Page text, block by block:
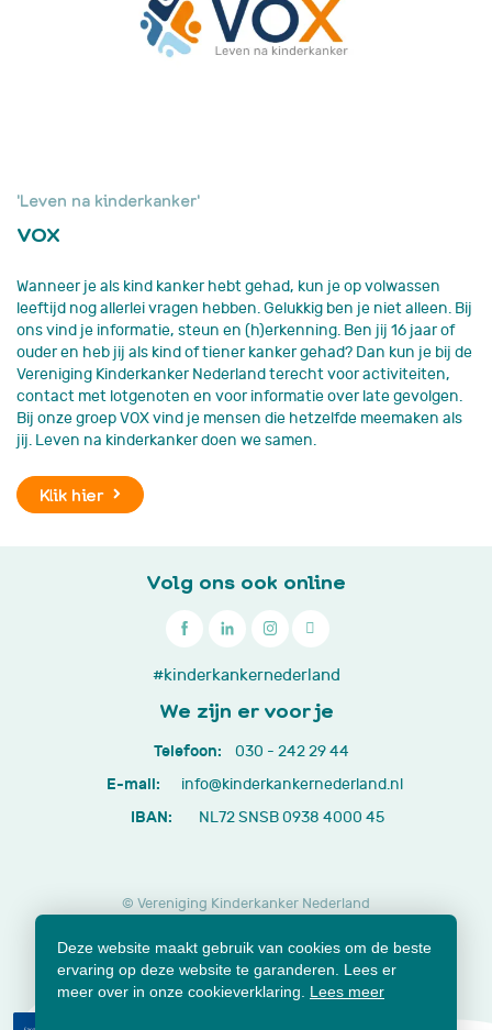
Deze website maakt gebruik van cookies om de beste
ervaring op deze website te garanderen. Lees er
meer over in onze cookieverklaring. Lees meer
'Leven na kinderkanker'
VOX
Wanneer je als kind kanker hebt gehad, kun je op volwassen
leeftijd nog allerlei vragen hebben. Gelukkig ben je niet alleen. Bij
ons vind je informatie, steun en (h)erkenning. Ben jij 16 jaar of
ouder en heb jij als kind of tiener kanker gehad? Dan kun je bij de
Vereniging Kinderkanker Nederland terecht voor activiteiten,
contact met lotgenoten en voor informatie over late gevolgen.
Bij onze groep VOX vind je mensen die hetzelfde meemaken als
jij. Leven na kinderkanker doen we samen.
Klik hier
Volg ons ook online

242
29
44
#kinderkankernederland
We zijn er voor je
Telefoon:
030 - 242 29 44
E-mail:
info@kinderkankernederland.nl
IBAN:
NL72 SNSB 0938 4000 45
© Vereniging Kinderkanker Nederland
Lidmaatschap opzeggen
Jaarverslagen en documenten
Klachtenformulier